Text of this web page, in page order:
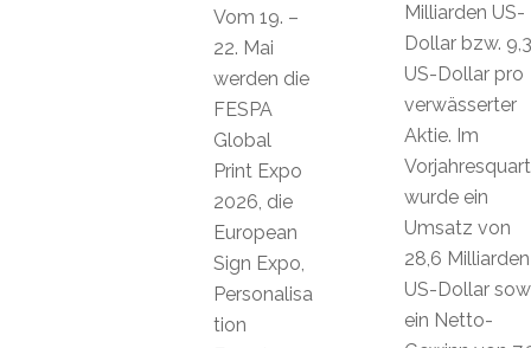
Milliarden US-
Dollar bzw.
US-Dollar pro
verwässerter
Aktie. Im
wurde ein
Umsatz von
28,6 Milliarden
US-Dollar
ein Netto-
Vom 19. –
22. Mai
werden die
FESPA
Global
Print Expo
2026, die
European
Sign Expo,
Personalisa
tion